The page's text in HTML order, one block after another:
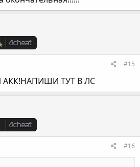
#15
ТУТ В ЛС
#16